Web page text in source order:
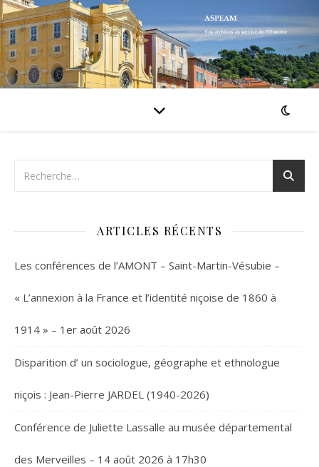
ARTICLES RÉCENTS
Les conférences de l’AMONT – Saint-Martin-Vésubie –
« L’annexion à la France et l’identité niçoise de 1860 à
1914 » – 1er août 2026
Disparition d’ un sociologue, géographe et ethnologue
niçois : Jean-Pierre JARDEL (1940-2026)
Conférence de Juliette Lassalle au musée départemental
des Merveilles – 14 août 2026 à 17h30